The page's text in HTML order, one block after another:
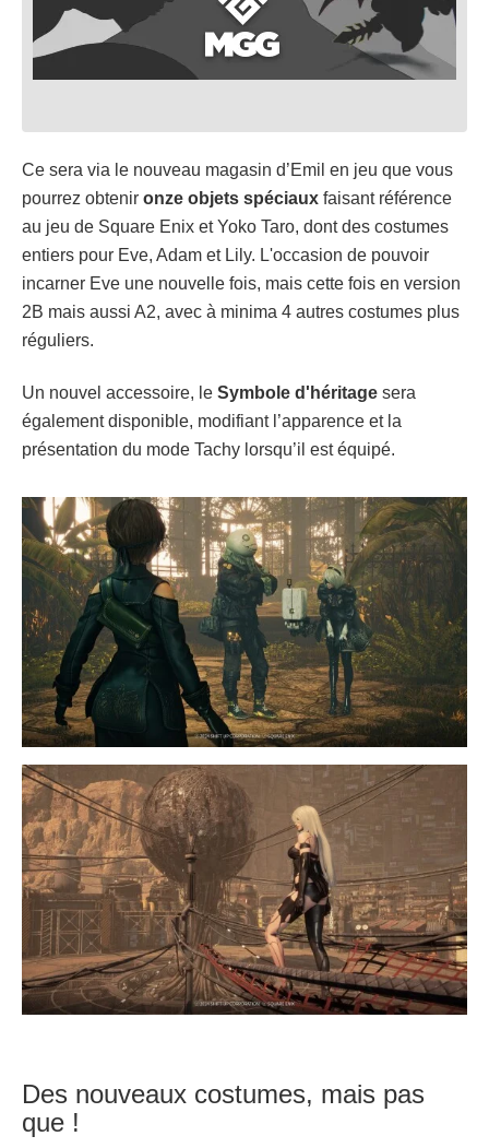
Ce sera via le nouveau magasin d’Emil en jeu que vous
pourrez obtenir onze objets spéciaux faisant référence
au jeu de Square Enix et Yoko Taro, dont des costumes
entiers pour Eve, Adam et Lily. L'occasion de pouvoir
incarner Eve une nouvelle fois, mais cette fois en version
2B mais aussi A2, avec à minima 4 autres costumes plus
réguliers.
Un nouvel accessoire, le Symbole d'héritage sera
également disponible, modifiant l’apparence et la
présentation du mode Tachy lorsqu’il est équipé.
Des nouveaux costumes, mais pas
que !